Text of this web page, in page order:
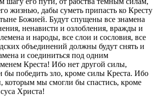
жизнью, дабы суметь припасть ко Кресту
Божией. Будут спущены все знамена
ненависти и озлобления, вражды и
и народы, все слои и сословия, все
объединений должны будут снять и
и соединиться под одним
Креста! Ибо нет другой силы,
бы победить зло, кроме силы Креста. Ибо
которым мы смогли бы спастись, кроме
Христа!